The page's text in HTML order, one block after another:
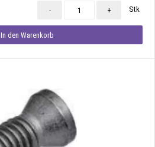
- + Stk
In den Warenkorb